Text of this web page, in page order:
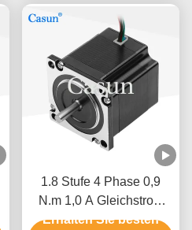
1.8 Stufe 4 Phase 0,9
N.m 1,0 A Gleichstrom
NEMA 23 Hybrid-
Erhalten Sie besten